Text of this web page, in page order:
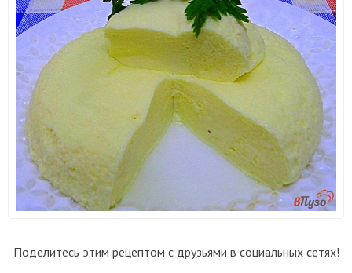
Поделитесь этим рецептом с друзьями в социальных сетях!